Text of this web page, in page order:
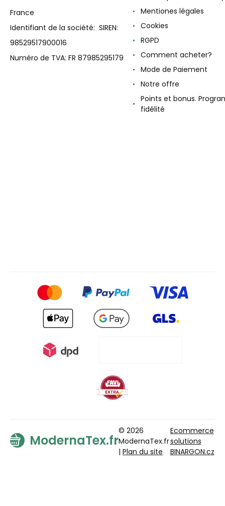
France
Identifiant de la société: SIREN:
98529517900016
Numéro de TVA: FR 87985295179
Mentiones légales
Cookies
RGPD
Comment acheter?
Mode de Paiement
Notre offre
Points et bonus.
fidélité
ModernaTex.fr
© 2026
ModernaTex.fr
| Plan du site
Ecommerce
solutions
BINARGON.cz